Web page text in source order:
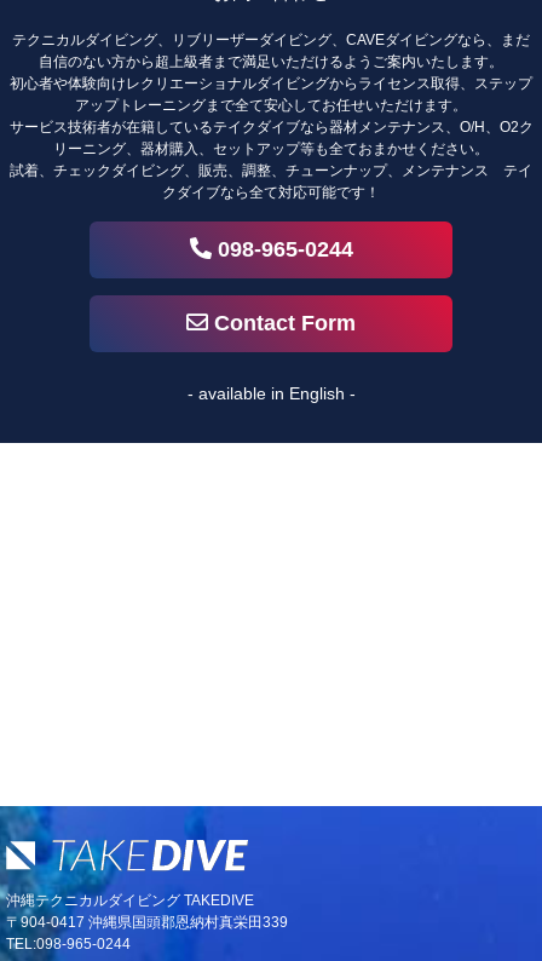
テクニカルダイビング、リブリーザーダイビング、CAVEダイビングなら、まだ
自信のない方から超上級者まで満足いただけるようご案内いたします。
初心者や体験向けレクリエーショナルダイビングからライセンス取得、ステップ
アップトレーニングまで全て安心してお任せいただけます。
サービス技術者が在籍しているテイクダイブなら器材メンテナンス、O/H、O2ク
リーニング、器材購入、セットアップ等も全ておまかせください。
試着、チェックダイビング、販売、調整、チューンナップ、メンテナンス テイ
クダイブなら全て対応可能です！
098-965-0244
Contact Form
- available in English -
沖縄テクニカルダイビング TAKEDIVE
〒904-0417 沖縄県国頭郡恩納村真栄田339
TEL:098-965-0244